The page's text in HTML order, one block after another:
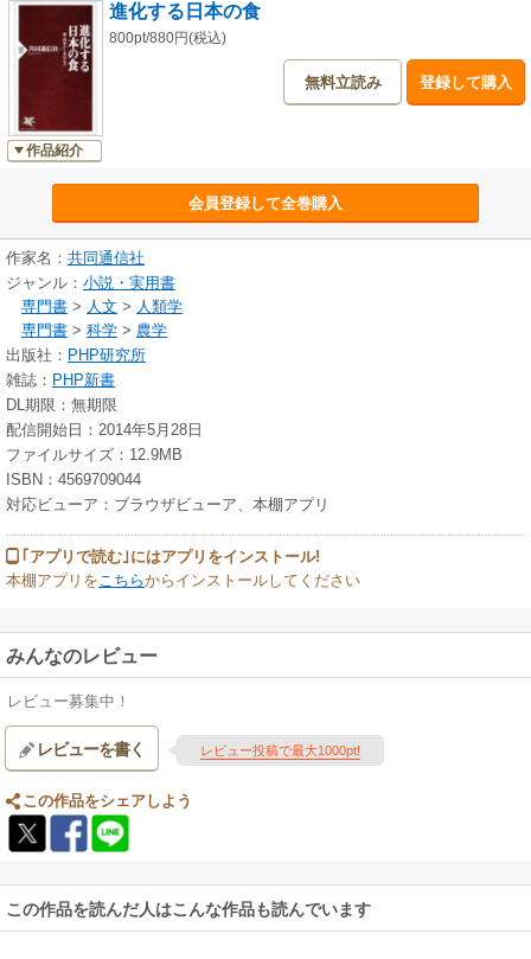
作品紹介
進化する日本の食
800pt/880円(税込)
無料立読み 登録して購入
会員登録して全巻購入
作家名： 共同通信社
ジャンル： 小説・実用書
専門書 > 人文 > 人類学
専門書 > 科学 > 農学
出版社： PHP研究所
雑誌： PHP新書
DL期限：無期限
配信開始日：2014年5月28日
ファイルサイズ：12.9MB
ISBN：4569709044
対応ビューア：ブラウザビューア、本棚アプリ
｢アプリで読む｣にはアプリをインストール!
本棚アプリをこちらからインストールしてください
みんなのレビュー
レビュー募集中！
レビューを書く レビュー投稿で最大1000pt!
この作品をシェアしよう
この作品を読んだ人はこんな作品も読んでいます